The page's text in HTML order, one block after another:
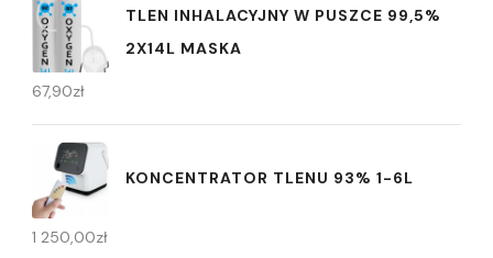
TLEN INHALACYJNY W PUSZCE 99,5%
2X14L MASKA
67,90zł
KONCENTRATOR TLENU 93% 1-6L
1 250,00zł